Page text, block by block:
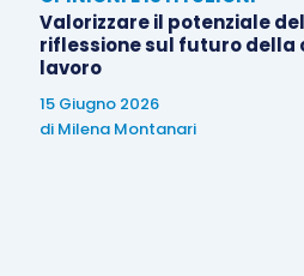
Valorizzare il potenziale
riflessione sul futuro della
lavoro
15 Giugno 2026
di Milena Montanari